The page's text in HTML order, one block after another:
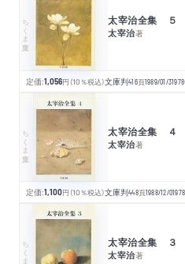
ちくま文庫 太宰治全集 ５
太宰治著
定価:1,056円 （10％税込）文庫判416頁1989/01/31
ちくま文庫 太宰治全集 ４
太宰治著
定価:1,100円 （10％税込）文庫判448頁1988/12/01
ちくま文庫 太宰治全集 ３
太宰治著